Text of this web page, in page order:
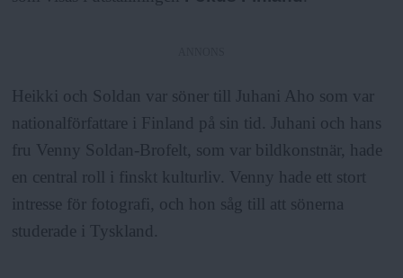
Heikki och Soldan var söner till Juhani Aho som var
nationalförfattare i Finland på sin tid. Juhani och hans
fru Venny Soldan-Brofelt, som var bildkonstnär, hade
en central roll i finskt kulturliv. Venny hade ett stort
intresse för fotografi, och hon såg till att sönerna
studerade i Tyskland.